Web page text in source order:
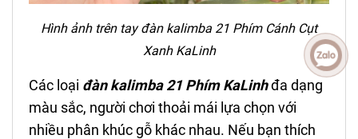
Hình ảnh trên tayđàn kalimba 21 Phím Cánh Cụt
Xanh KaLinh
Các loại đàn kalimba 21 Phím KaLinhđa dạng
màu sắc, người chơi thoải mái lựa chọn với
nhiều phân khúc gỗ khác nhau. Nếu bạn thích